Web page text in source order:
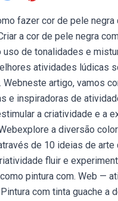
fazer cor de pele negra
a cor de pele negra
uso de tonalidades e
atividades lúdicas
Webneste artigo, vamos
e inspiradoras de
a criatividade e a
a diversão
de 10 ideias de arte
fluir e
pintura com. Web —
com tinta guache a